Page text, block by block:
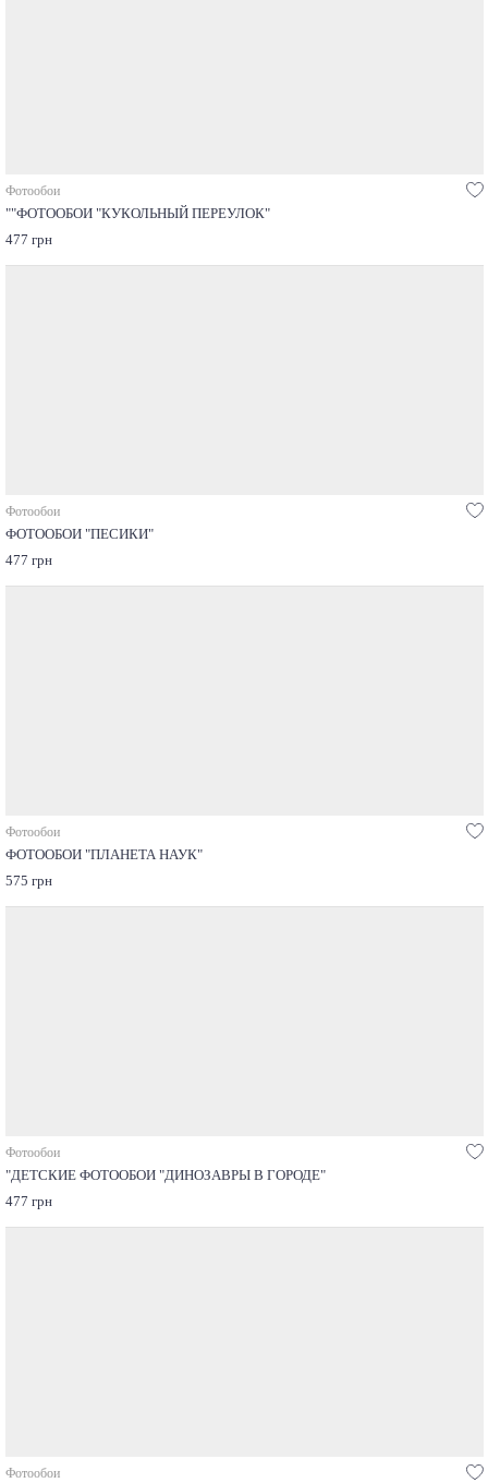
Фотообои
""ФОТООБОИ "КУКОЛЬНЫЙ ПЕРЕУЛОК"
477 грн
Фотообои
ФОТООБОИ "ПЕСИКИ"
477 грн
Фотообои
ФОТООБОИ "ПЛАНЕТА НАУК"
575 грн
Фотообои
"ДЕТСКИЕ ФОТООБОИ "ДИНОЗАВРЫ В ГОРОДЕ"
477 грн
Фотообои